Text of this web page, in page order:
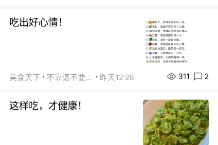
吃出好心情！
美食天下 不靠谱不要联系 昨天12:26 311 2
这样吃，才健康！